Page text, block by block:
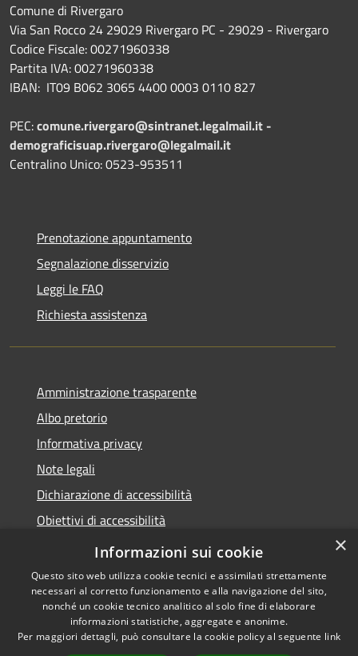
Comune di Rivergaro
Via San Rocco 24 29029 Rivergaro PC - 29029 - Rivergaro
Codice Fiscale: 00271960338
Partita IVA: 00271960338
IBAN: IT09 B062 3065 4400 0003 0110 827
PEC:comune.rivergaro@sintranet.legalmail.it -
demograficisuap.rivergaro@legalmail.it
Centralino Unico: 0523-953511
Prenotazione appuntamento
Segnalazione disservizio
Leggi le FAQ
Richiesta assistenza
Amministrazione trasparente
Albo pretorio
Informativa privacy
Note legali
Dichiarazione di accessibilità
Obiettivi di accessibilità
Piano di miglioramento del sito
Accessibilità
Copyright © 2022 -
Comune di Rivergaro -
×
Informazioni sui cookie
Questo sito web utilizza cookie tecnici e assimilati strettamente
necessari al corretto funzionamento e alla navigazione del sito,
nonché un cookie tecnico analitico al solo fine di elaborare
informazioni statistiche, aggregate e anonime.
Per maggiori dettagli, può consultare la cookie policy al seguente link